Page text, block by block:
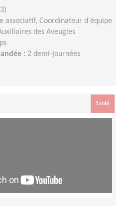
associatif, Coordinateur d'équipe
des Aveugles
: 2 demi-journées
Santé